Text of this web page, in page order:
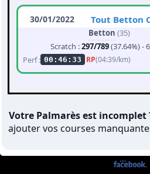
30/01/2022 Tout Betton
Betton (35)
Scratch :297/789(37.64%) -
Perf : 00:46:33 RP(04:39/km)
Votre Palmarès est incomplet
ajouter vos courses